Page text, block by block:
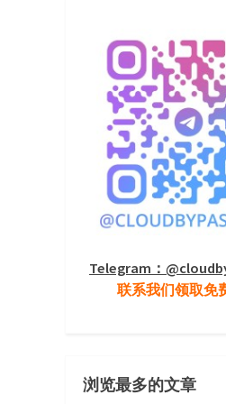
Telegram：
联系我们领取免
浏览最多的文章